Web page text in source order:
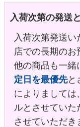
入荷次第の発送
入荷次第発送
店での長期のお
他の商品も一緒
定日を最優先と
によりましては
ルとさせてい
させていただき